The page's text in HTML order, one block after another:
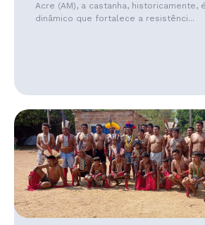
Acre (AM), a castanha, historicamente,
dinâmico que fortalece a resistênci...